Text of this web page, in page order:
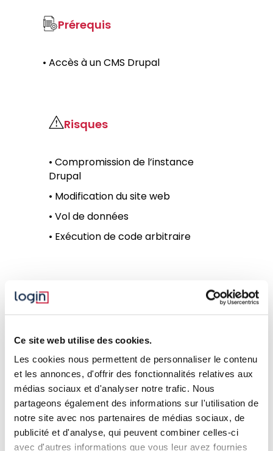
Ce site web utilise des cookies.
Les cookies nous permettent de personnaliser le contenu
et les annonces, d'offrir des fonctionnalités relatives aux
médias sociaux et d'analyser notre trafic. Nous
partageons également des informations sur l'utilisation de
notre site avec nos partenaires de médias sociaux, de
publicité et d'analyse, qui peuvent combiner celles-ci
avec d'autres informations que vous leur avez fournies
Prérequis
• Accès à un CMS Drupal
Risques
• Compromission de l’instance
Drupal
• Modification du site web
• Vol de données
• Exécution de code arbitraire
Résumé
Mise à jour du 25/05/2026:
Les correctifs sont disponibles depuis le
20/05.
Des détails concernant la vulnérabilité ont
été publiés, il s'agit d'une injection SQL pour
les instances Drupal utilisant PostgreSQL.